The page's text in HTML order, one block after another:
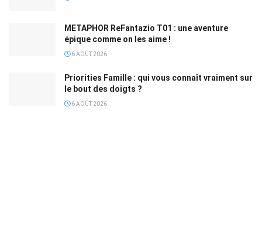
METAPHOR ReFantazio T01 : une aventure
épique comme on les aime !
6 AOÛT 2026
Priorities Famille : qui vous connaît vraiment sur
le bout des doigts ?
6 AOÛT 2026